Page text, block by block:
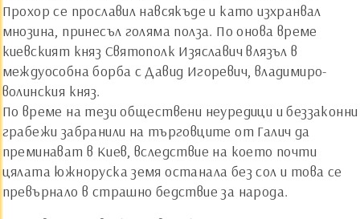
Прохор се прославил навсякъде и като изхранвал
мнозина, принесъл голяма полза. По онова време
киевският княз Святополк Изяславич влязъл в
междуособна борба с Давид Игоревич, владимиро-
волинския княз.
По време на тези обществени неуредици и беззаконни
грабежи забранили на търговците от Галич да
преминават в Киев, вследствие на което почти
цялата южноруска земя останала без сол и това се
превърнало в страшно бедствие за народа.